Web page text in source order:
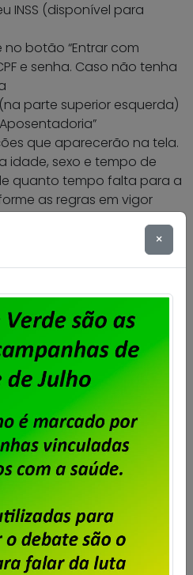
INSS (disponível para
no botão “Entrar com
e senha. Caso não tenha
parte superior esquerda)
que aparecerão na tela.
idade, sexo e tempo de
quanto tempo falta para a
as regras em vigor
documento com todos os
×